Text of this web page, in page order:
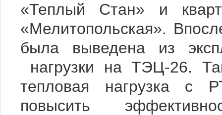
«Теплый Стан» и
«Мелитопольская».
была выведена из
нагрузки на ТЭЦ-26.
тепловая нагрузка с
повысить